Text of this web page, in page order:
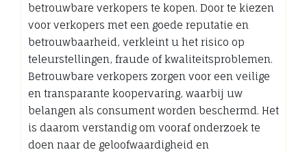
betrouwbare verkopers te kopen. Door te kiezen
voor verkopers met een goede reputatie en
betrouwbaarheid, verkleint u het risico op
teleurstellingen, fraude of kwaliteitsproblemen.
Betrouwbare verkopers zorgen voor een veilige
en transparante koopervaring, waarbij uw
belangen als consument worden beschermd. Het
is daarom verstandig om vooraf onderzoek te
doen naar de geloofwaardigheid en